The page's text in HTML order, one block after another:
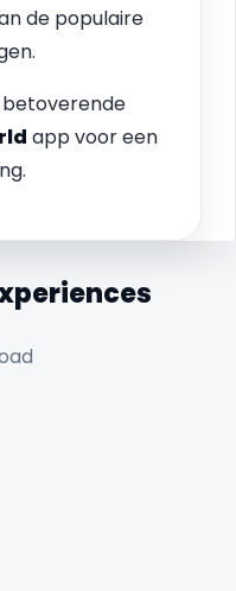
de populaire
betoverende
app voor een